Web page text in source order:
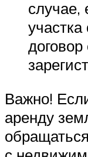
случае,
договор
Важно!
аренду